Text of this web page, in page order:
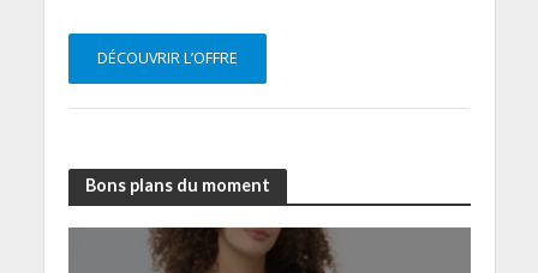
DÉCOUVRIR L’OFFRE
Bons plans du moment